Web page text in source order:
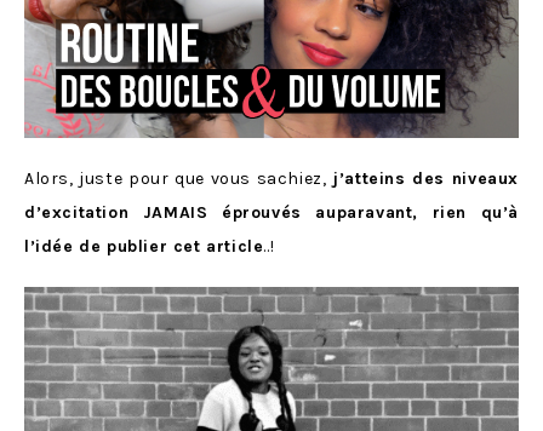
Alors, juste pour que vous sachiez, j’atteins des niveaux
d’excitation JAMAIS éprouvés auparavant, rien qu’à
l’idée de publier cet article..!